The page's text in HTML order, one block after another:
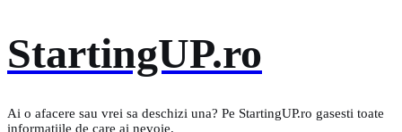
to
content
StartingUP.ro
Ai o afacere sau vrei sa deschizi una? Pe StartingUP.ro gasesti toate
informatiile de care ai nevoie.